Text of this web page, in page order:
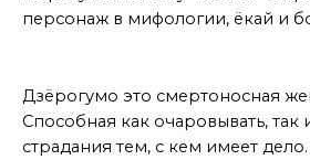
персонаж в мифологии, ёкай и
Дзёрогумо это смертоносная
Способная как очаровывать, так
страдания тем, с кем имеет